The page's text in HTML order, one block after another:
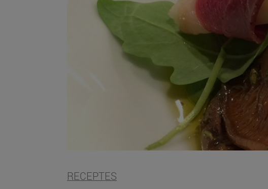
RECEPTES